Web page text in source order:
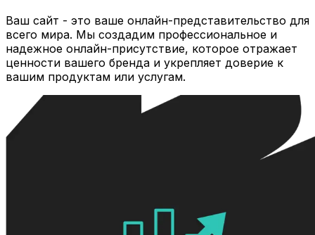
Ваш сайт - это ваше онлайн-представительство для
всего мира. Мы создадим профессиональное и
надежное онлайн-присутствие, которое отражает
ценности вашего бренда и укрепляет доверие к
вашим продуктам или услугам.